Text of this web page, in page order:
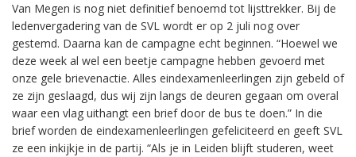
Van Megen is nog niet definitief benoemd tot lijsttrekker. Bij de
ledenvergadering van de SVL wordt er op 2 juli nog over
gestemd. Daarna kan de campagne echt beginnen. “Hoewel we
deze week al wel een beetje campagne hebben gevoerd met
onze gele brievenactie. Alles eindexamenleerlingen zijn gebeld of
ze zijn geslaagd, dus wij zijn langs de deuren gegaan om overal
waar een vlag uithangt een brief door de bus te doen.” In die
brief worden de eindexamenleerlingen gefeliciteerd en geeft SVL
ze een inkijkje in de partij. “Als je in Leiden blijft studeren, weet